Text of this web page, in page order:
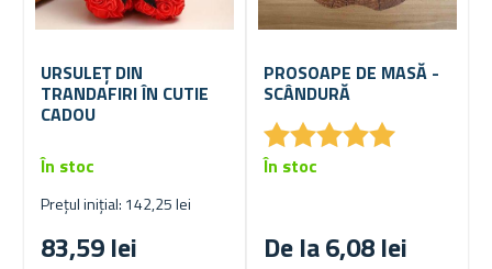
URSULEȚ DIN
TRANDAFIRI ÎN CUTIE
CADOU
Prețul inițial: 142,25 lei
83,59 lei
În stoc
PROSOAPE DE MASĂ -
SCÂNDURĂ
★★★★★
★★★★★
De la 6,08 lei
În stoc